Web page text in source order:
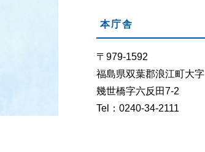
本庁舎
〒979-1592
福島県双葉郡浪江町大字
幾世橋字六反田7-2
Tel：0240-34-2111